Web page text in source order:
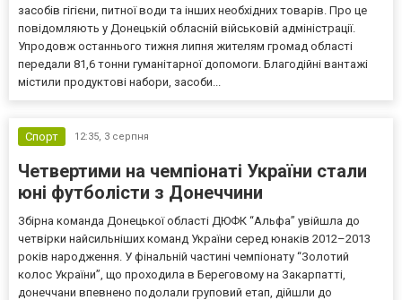
засобів гігієни, питної води та інших необхідних товарів. Про це
повідомляють у Донецькій обласній військовій адміністрації.
Упродовж останнього тижня липня жителям громад області
передали 81,6 тонни гуманітарної допомоги. Благодійні вантажі
містили продуктові набори, засоби...
Спорт 12:35, 3 серпня
Четвертими на чемпіонаті України стали
юні футболісти з Донеччини
Збірна команда Донецької області ДЮФК “Альфа” увійшла до
четвірки найсильніших команд України серед юнаків 2012–2013
років народження. У фінальній частині чемпіонату “Золотий
колос України”, що проходила в Береговому на Закарпатті,
донеччани впевнено подолали груповий етап, дійшли до